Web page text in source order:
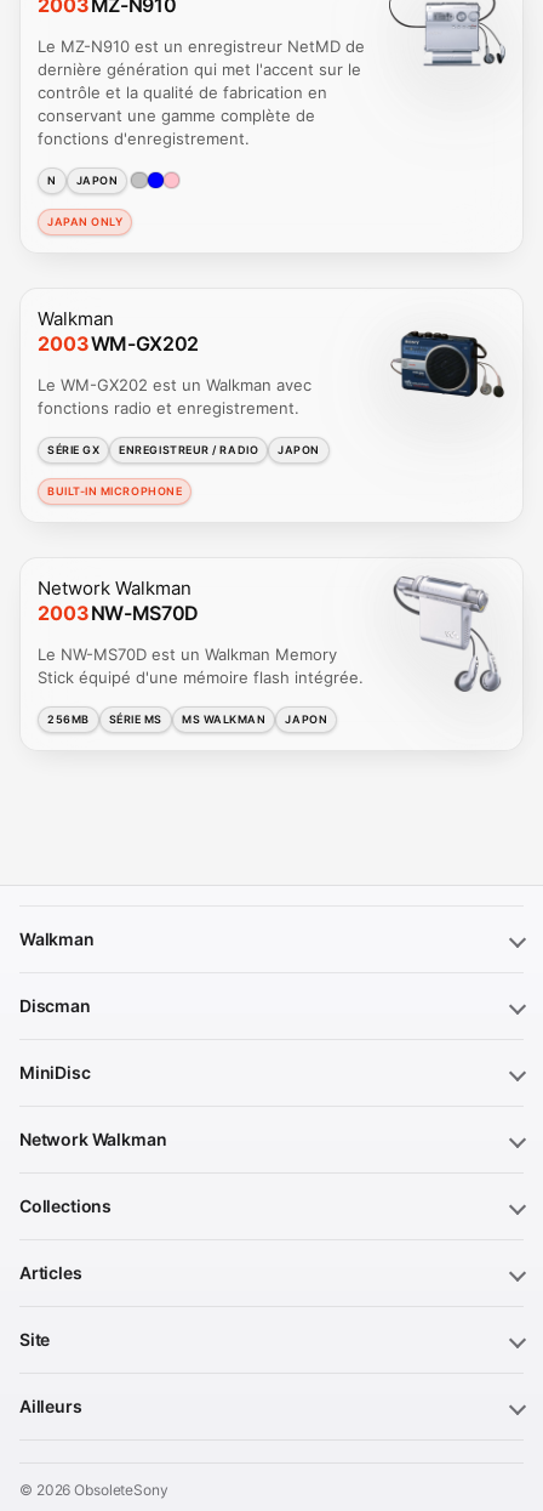
Le MZ-N910 est un enregistreur NetMD de
dernière génération qui met l'accent sur le
contrôle et la qualité de fabrication en
conservant une gamme complète de
fonctions d'enregistrement.
N JAPON
JAPAN ONLY
Walkman
2003WM-GX202
Le WM-GX202 est un Walkman avec
fonctions radio et enregistrement.
SÉRIE GX ENREGISTREUR / RADIO JAPON
BUILT-IN MICROPHONE
Network Walkman
2003NW-MS70D
Le NW-MS70D est un Walkman Memory
Stick équipé d'une mémoire flash intégrée.
256MB SÉRIE MS MS WALKMAN JAPON
Walkman
Discman
MiniDisc
Network Walkman
Collections
Articles
Site
Ailleurs
© 2026 ObsoleteSony